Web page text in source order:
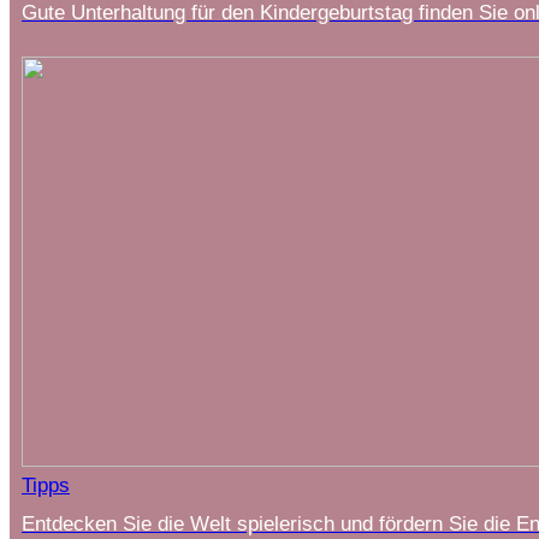
Gute Unterhaltung für den Kindergeburtstag finden Sie
Tipps
Entdecken Sie die Welt spielerisch und fördern Sie die